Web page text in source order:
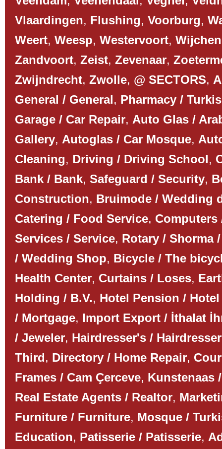
Vlaardingen, Flushing, Voorburg,
Weert, Weesp, Westervoort, Wijchen
Zandvoort, Zeist, Zevenaar,
Zwijndrecht, Zwolle, @ SECTORS,
General / General, Pharmacy /
Garage / Car Repair, Auto Glas /
Gallery, Autoglas / Car Mosque,
Cleaning, Driving / Driving School,
Bank / Bank, Safeguard / Security,
Construction, Bruimode / Wedding
Catering / Food Service, Computers
Services / Service, Rotary / Shorma
/ Wedding Shop, Bicycle / The
Health Center, Curtains / Loses,
Holding / B.V., Hotel Pension /
/ Mortgage, Import Export / İthalat
/ Jeweler, Hairdresser's /
Third, Directory / Home Repair,
Frames / Cam Çerceve, Kunstenaas
Real Estate Agents / Realtor,
Furniture / Furniture, Mosque /
Education, Patisserie / Patisserie,